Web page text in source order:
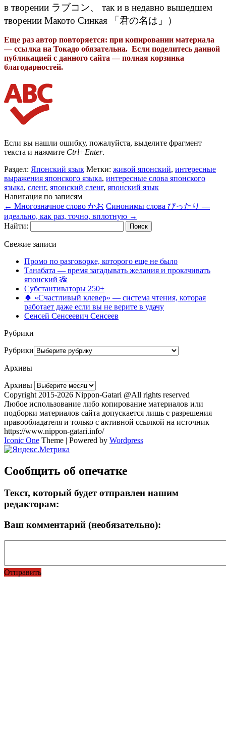
в творении ラブコン、 так и в недавно вышедшем
творении Макото Синкая 「君の名は」）
Еще раз автор повторяется: при копировании материала
— ссылка на Токадо обязательна. Если поделитесь данной
публикацией с данного сайта — полная корзинка
благодарностей.
Если вы нашли ошибку, пожалуйста, выделите фрагмент
текста и нажмите Ctrl+Enter.
Раздел: Японский язык Метки: живой японский, интересные
выражения японского языка, интересные слова японского
языка, сленг, японский сленг, японский язык
Навигация по записям
← Многозначное слово かお Синонимы слова ぴったり —
идеально, как раз, точно, вплотную →
Найти:
Свежие записи
Промо по разговорке, которого еще не было
Танабата — время загадывать желания и прокачивать
японский 🎋
Субстантиваторы 250+
🍀 «Счастливый клевер» — система чтения, которая
работает даже если вы не верите в удачу
Сенсей Сенсеевич Сенсеев
Рубрики
Рубрики
Архивы
Архивы
Copyright 2015-2026 Nippon-Gatari @All rights reserved
Любое использование либо копирование материалов или
подборки материалов сайта допускается лишь с разрешения
правообладателя и только с активной ссылкой на источник
https://www.nippon-gatari.info/
Iconic One Theme | Powered by Wordpress
Сообщить об опечатке
Текст, который будет отправлен нашим
редакторам:
Ваш комментарий (необязательно):
Отправить